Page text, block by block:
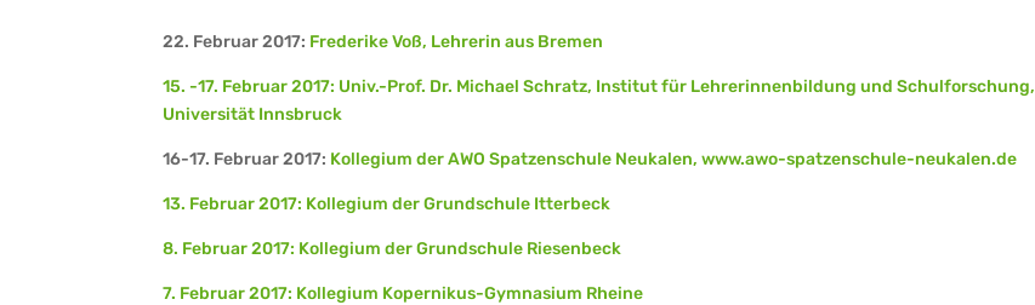
22. Februar 2017: Frederike Voß, Lehrerin aus Bremen
15. -17. Februar 2017: Univ.-Prof. Dr. Michael Schratz, Institut für Lehrerinnenbildung und Schulforschung,
Universität Innsbruck
16-17. Februar 2017: Kollegium der AWO Spatzenschule Neukalen, www.awo-spatzenschule-neukalen.de
13. Februar 2017: Kollegium der Grundschule Itterbeck
8. Februar 2017: Kollegium der Grundschule Riesenbeck
7. Februar 2017: Kollegium Kopernikus-Gymnasium Rheine